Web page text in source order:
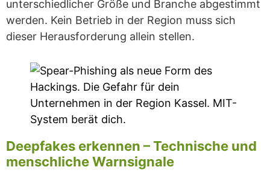
unterschiedlicher Größe und Branche abgestimmt
werden. Kein Betrieb in der Region muss sich
dieser Herausforderung allein stellen.
Deepfakes erkennen – Technische und
menschliche Warnsignale